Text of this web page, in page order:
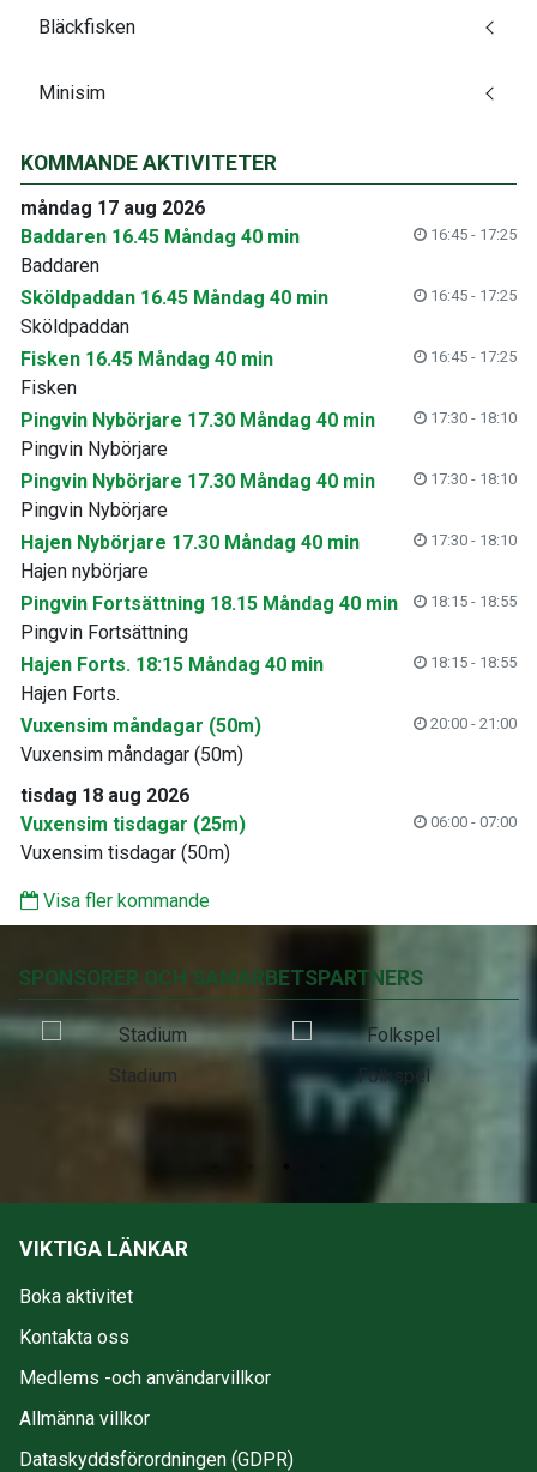
Bläckfisken
Minisim
KOMMANDE AKTIVITETER
måndag 17 aug 2026
Baddaren 16.45 Måndag 40 min
16:45 - 17:25
Baddaren
Sköldpaddan 16.45 Måndag 40 min
16:45 - 17:25
Sköldpaddan
Fisken 16.45 Måndag 40 min
16:45 - 17:25
Fisken
Pingvin Nybörjare 17.30 Måndag 40 min
17:30 - 18:10
Pingvin Nybörjare
Pingvin Nybörjare 17.30 Måndag 40 min
17:30 - 18:10
Pingvin Nybörjare
Hajen Nybörjare 17.30 Måndag 40 min
17:30 - 18:10
Hajen nybörjare
Pingvin Fortsättning 18.15 Måndag 40 min
18:15 - 18:55
Pingvin Fortsättning
Hajen Forts. 18:15 Måndag 40 min
18:15 - 18:55
Hajen Forts.
Vuxensim måndagar (50m)
20:00 - 21:00
Vuxensim måndagar (50m)
tisdag 18 aug 2026
Vuxensim tisdagar (25m)
06:00 - 07:00
Vuxensim tisdagar (50m)
Visa fler kommande
SPONSORER OCH SAMARBETSPARTNERS
Stadium Folkspel
VIKTIGA LÄNKAR
Boka aktivitet
Kontakta oss
Medlems -och användarvillkor
Allmänna villkor
Dataskyddsförordningen (GDPR)